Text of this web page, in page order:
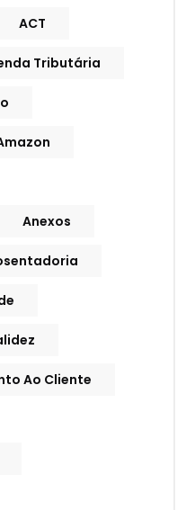
ACT
Tributária
Anexos
Ao Cliente